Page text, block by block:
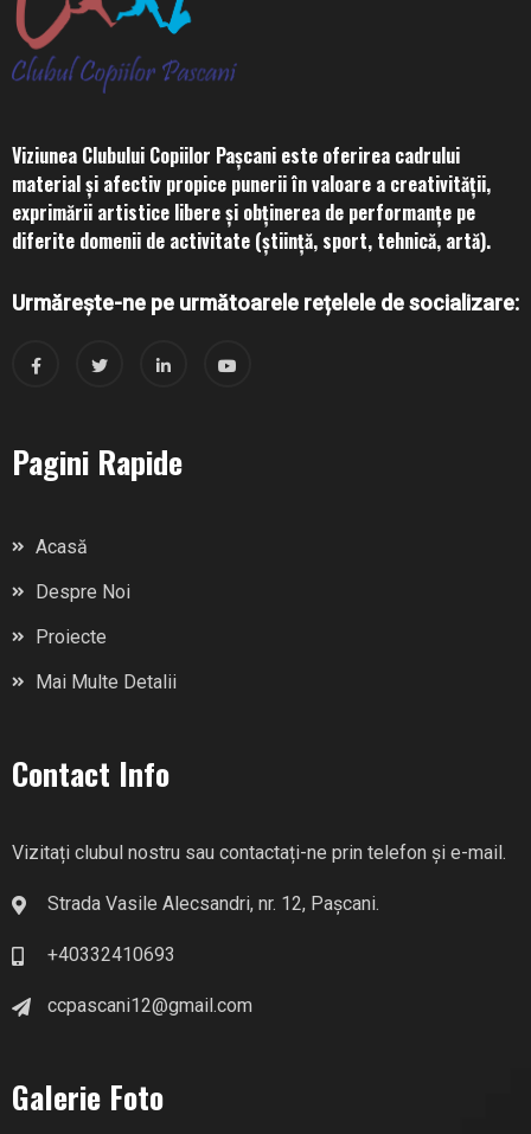
Viziunea Clubului Copiilor Pașcani este oferirea cadrului
material și afectiv propice punerii în valoare a creativității,
exprimării artistice libere și obținerea de performanțe pe
diferite domenii de activitate (știință, sport, tehnică, artă).
Urmărește-ne pe următoarele rețelele de socializare:
Pagini Rapide
Acasă
Despre Noi
Proiecte
Mai Multe Detalii
Contact Info
Vizitați clubul nostru sau contactați-ne prin telefon și e-mail.
Strada Vasile Alecsandri, nr. 12, Pașcani.
+40332410693
ccpascani12@gmail.com
Galerie Foto